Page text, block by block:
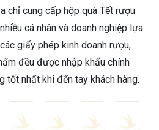
chỉ cung cấp hộp quà Tết rượu
cá nhân và doanh nghiệp lựa
giấy phép kinh doanh rượu,
đều được nhập khẩu chính
tốt nhất khi đến tay khách hàng.